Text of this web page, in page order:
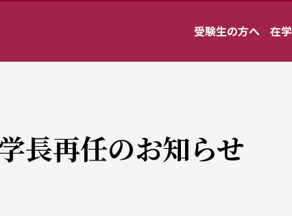
受験生の方へ 在
長再任のお知らせ